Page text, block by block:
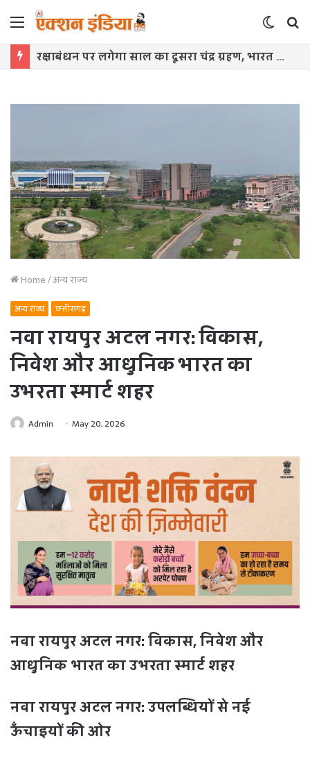
Menu
Switch
skin
रक्षाबंधन पर लगेगा साल का दूसरा चंद्र ग्रहण, भारत में नहीं दिखेगा ‘ब्लड मून’
Home/अन्य राज्य
अन्य राज्य छत्तीसगढ़
नवा रायपुर अटल नगर: विकास,
निवेश और आधुनिक भारत का
उभरता स्मार्ट शहर
Admin May 20, 2026
नवा रायपुर अटल नगर: विकास, निवेश और
आधुनिक भारत का उभरता स्मार्ट शहर
नवा रायपुर अटल नगर: उपलब्धियों से नई
ऊँचाइयों की ओर